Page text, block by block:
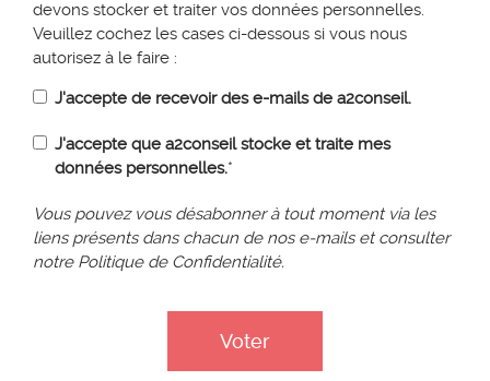
devons stocker et traiter vos données personnelles.
Veuillez cochez les cases ci-dessous si vous nous
autorisez à le faire :
J'accepte de recevoir des e-mails de a2conseil.
J'accepte que a2conseil stocke et traite mes
données personnelles.*
Vous pouvez vous désabonner à tout moment via les
liens présents dans chacun de nos e-mails et consulter
notre Politique de Confidentialité.